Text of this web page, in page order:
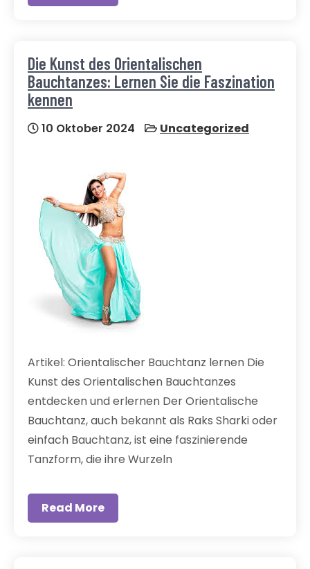
Die Kunst des Orientalischen
Bauchtanzes: Lernen Sie die Faszination
kennen
10 Oktober 2024 Uncategorized
Artikel: Orientalischer Bauchtanz lernen Die
Kunst des Orientalischen Bauchtanzes
entdecken und erlernen Der Orientalische
Bauchtanz, auch bekannt als Raks Sharki oder
einfach Bauchtanz, ist eine faszinierende
Tanzform, die ihre Wurzeln
Read More